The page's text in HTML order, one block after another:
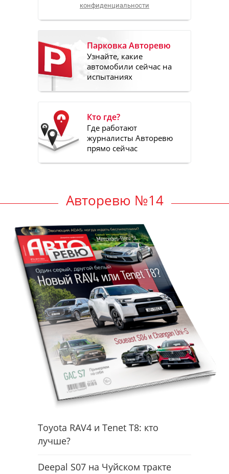
конфиденциальности
Парковка Авторевю
Узнайте, какие
автомобили сейчас на
испытаниях
Кто где?
Где работают
журналисты Авторевю
прямо сейчас
Авторевю №14
Toyota RAV4 и Tenet T8: кто
лучше?
Deepal S07 на Чуйском тракте